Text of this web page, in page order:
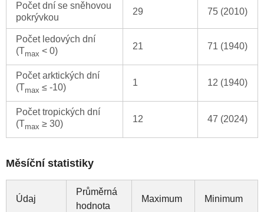
Počet dní se sněhovou
pokrývkou
29 75 (2010)
Počet ledových dní
(Tmax < 0) 21 71 (1940)
Počet arktických dní
(Tmax ≤ -10) 1 12 (1940)
Počet tropických dní
(Tmax ≥ 30) 12 47 (2024)
Měsíční statistiky
Údaj
Průměrná
hodnota
Maximum Minimum